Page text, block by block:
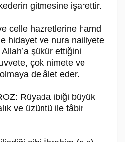
gitmesine işarettir.
celle hazretlerine hamd
hidayet ve nura nailiyete
şükür ettiğini
çok nimete ve
delâlet eder.
Rüyada ibiği büyük
ve üzüntü ile tâbir